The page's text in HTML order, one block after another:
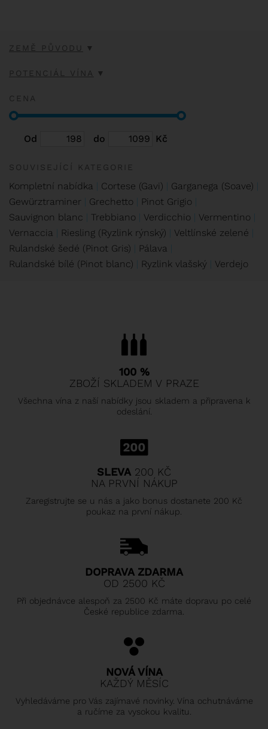
ZEMĚ PŮVODU
POTENCIÁL VÍNA
CENA
Od do Kč
SOUVISEJÍCÍ KATEGORIE
Kompletní nabídka Cortese (Gavi)
Garganega (Soave)
Gewürztraminer
Grechetto
Pinot Grigio
Sauvignon blanc
Trebbiano Verdicchio
Vermentino
Vernaccia
Riesling (Ryzlink rýnský)
Veltlínské zelené
Rulandské šedé (Pinot Gris)
Pálava
Rulandské bílé (Pinot blanc)
Ryzlink vlašský Verdejo
100 %
ZBOŽÍ SKLADEM V PRAZE
Všechna vína z naší nabídky jsou skladem a připravena k
odeslání.
SLEVA 200 KČ
NA PRVNÍ NÁKUP
Zaregistrujte se u nás a jako bonus dostanete 200 Kč
poukaz na první nákup.
DOPRAVA ZDARMA
OD 2500 KČ
Při objednávce alespoň za 2500 Kč máte dopravu po celé
České republice zdarma.
NOVÁ VÍNA
KAŽDÝ MĚSÍC
Vyhledáváme pro Vás zajímavé novinky. Vína ochutnáváme
a ručíme za vysokou kvalitu.